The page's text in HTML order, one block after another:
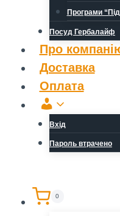
Програми
Посуд Гербалайф
Про
Доставка
Оплата
Обліковий
запис
Вхід
Пароль втрачено
0